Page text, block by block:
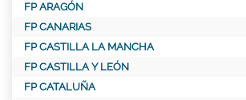
FP ARAGÓN
FP CANARIAS
FP CASTILLA LA MANCHA
FP CASTILLA Y LEÓN
FP CATALUÑA